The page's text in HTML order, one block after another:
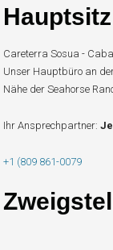
Careterra Sosua -
Unser Hauptbüro an
Nähe der Seahorse
Ihr Ansprechpartner:
+1 (809 861-0079